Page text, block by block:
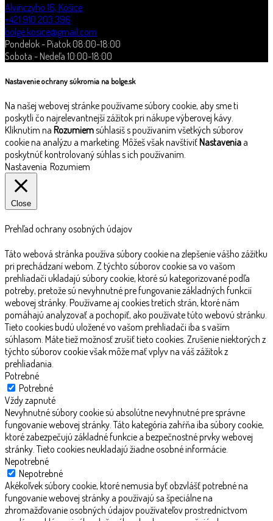
Alvinczyho 16, Košice
+421 910 203 396
bolge.kosice@gmail.com
Pondelok - Piatok 08:00-18:00
Sobota - Nedeľa 10:00-18:00
Nastavenie ochrany súkromia na bolge.sk
Na našej webovej stránke používame súbory cookie, aby sme ti
poskytli čo najrelevantnejší zážitok pri nákupe výberovej kávy.
Kliknutím na Rozumiemsúhlasíš s používaním všetkých súborov
cookie na analýzu a marketing. Môžeš však navštíviťNastavenia a
poskytnúť kontrolovaný súhlas s ich používaním.
Nastavenia Rozumiem
Close
Prehľad ochrany osobných údajov
Táto webová stránka používa súbory cookie na zlepšenie vášho zážitku
pri prechádzaní webom. Z týchto súborov cookie sa vo vašom
prehliadači ukladajú súbory cookie, ktoré sú kategorizované podľa
potreby, pretože sú nevyhnutné pre fungovanie základných funkcií
webovej stránky. Používame aj cookies tretích strán, ktoré nám
pomáhajú analyzovať a pochopiť, ako používate túto webovú stránku.
Tieto cookies budú uložené vo vašom prehliadači iba s vaším
súhlasom. Máte tiež možnosť zrušiť tieto cookies. Zrušenie niektorých z
týchto súborov cookie však môže mať vplyv na váš zážitok z
prehliadania.
Potrebné
Potrebné
Vždy zapnuté
Nevyhnutné súbory cookie sú absolútne nevyhnutné pre správne
fungovanie webovej stránky. Táto kategória zahŕňa iba súbory cookie,
ktoré zabezpečujú základné funkcie a bezpečnostné prvky webovej
stránky. Tieto cookies neukladajú žiadne osobné informácie.
Nepotrebné
Nepotrebné
Akékoľvek súbory cookie, ktoré nemusia byť obzvlášť potrebné na
fungovanie webovej stránky a používajú sa špeciálne na
zhromažďovanie osobných údajov používateľov prostredníctvom